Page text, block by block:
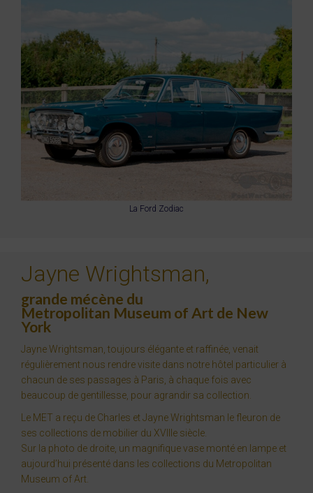
La Ford Zodiac
Jayne Wrightsman,
grande mécène du
Metropolitan Museum of Art de New
York
Jayne Wrightsman, toujours élégante et raffinée, venait
régulièrement nous rendre visite dans notre hôtel particulier à
chacun de ses passages à Paris, à chaque fois avec
beaucoup de gentillesse, pour agrandir sa collection.
Le MET a reçu de Charles et Jayne Wrightsman le fleuron de
ses collections de mobilier du XVIIIe siècle.
Sur la photo de droite, un magnifique vase monté en lampe et
aujourd’hui présenté dans les collections du Metropolitan
Museum of Art.